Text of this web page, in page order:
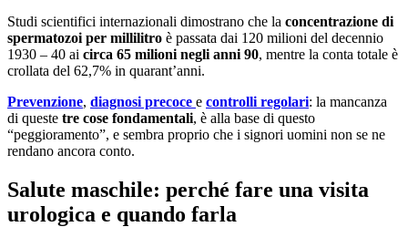
Studi scientifici internazionali dimostrano che la concentrazione di
spermatozoi per millilitro è passata dai 120 milioni del decennio
1930 – 40 ai circa 65 milioni negli anni 90, mentre la conta totale è
crollata del 62,7% in quarant’anni.
Prevenzione, diagnosi precoce e controlli regolari: la mancanza
di queste tre cose fondamentali, è alla base di questo
“peggioramento”, e sembra proprio che i signori uomini non se ne
rendano ancora conto.
Salute maschile: perché fare una visita
urologica e quando farla